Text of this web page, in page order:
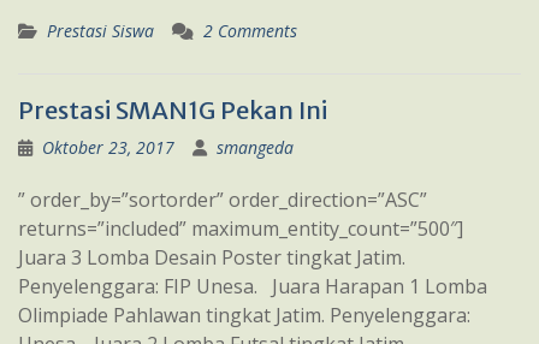
Prestasi Siswa 2 Comments
Prestasi SMAN1G Pekan Ini
Oktober 23, 2017 smangeda
” order_by=”sortorder” order_direction=”ASC”
returns=”included” maximum_entity_count=”500″]
Juara 3 Lomba Desain Poster tingkat Jatim.
Penyelenggara: FIP Unesa. Juara Harapan 1 Lomba
Olimpiade Pahlawan tingkat Jatim. Penyelenggara: